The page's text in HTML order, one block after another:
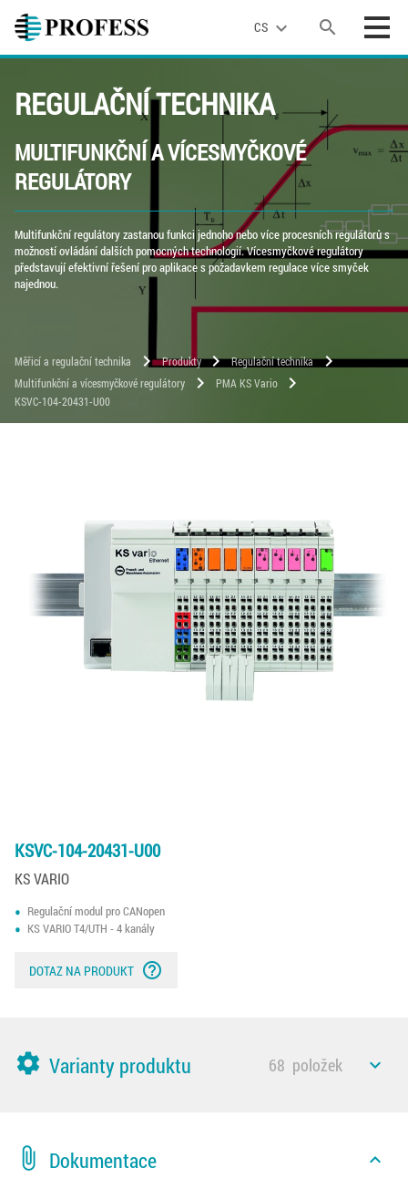
CS expand_more search
REGULAČNÍ TECHNIKA
MULTIFUNKČNÍ A VÍCESMYČKOVÉ
REGULÁTORY
Multifunkční regulátory zastanou funkci jednoho nebo více procesních regulátorů s
možností ovládání dalších pomocných technologií. Vícesmyčkové regulátory
představují efektivní řešení pro aplikace s požadavkem regulace více smyček
najednou.
Měřicí a regulační technika chevron_right Produkty chevron_right Regulační technika chevron_right
Multifunkční a vícesmyčkové regulátory chevron_right PMA KS Vario chevron_right
KSVC-104-20431-U00
KSVC-104-20431-U00
KS VARIO
Regulační modul pro CANopen
KS VARIO T4/UTH - 4 kanály
DOTAZ NA PRODUKT help_outline
settings Varianty produktu 68 položek expand_less
attach_file Dokumentace expand_less